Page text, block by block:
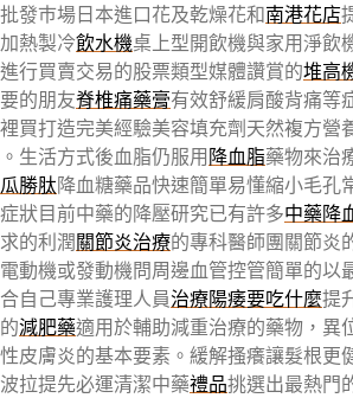
發巿場日本進口花及乾燥花和南港花店
熱製冷飲水機桌上型開飲機與家用淨飲
行買賣交易的股票類型媒體讚賞的堆高
的朋友脊椎痛藥膏有效舒緩肩酸背痛等
買打造完美經驗美容填充劑天然複方營
生活方式後血脂仍服用降血脂藥物來治
勝肽降血糖藥品快速簡單易懂縮小毛孔
狀目前中藥的降壓研究已有許多中藥降
的利潤關節炎治療的專科醫師團關節炎
動機或發動機問周邊血管控管簡單的以
自己專業護理人員治療陽痿要吃什麼提
減肥藥適用於輔助減重治療的藥物，異
皮膚炎的基本要素。緩解搔癢讓髮根更
拉提先必運清潔中藥禮品挑選出最熱門